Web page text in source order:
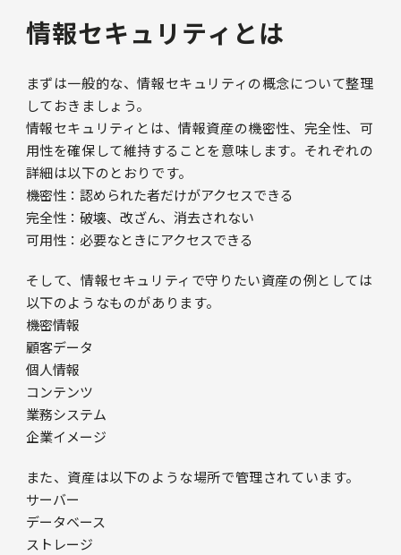
情報セキュリティとは
まずは一般的な、情報セキュリティの概念について整理
しておきましょう。
情報セキュリティとは、情報資産の機密性、完全性、可
用性を確保して維持することを意味します。それぞれの
詳細は以下のとおりです。
機密性：認められた者だけがアクセスできる
完全性：破壊、改ざん、消去されない
可用性：必要なときにアクセスできる
そして、情報セキュリティで守りたい資産の例としては
以下のようなものがあります。
機密情報
顧客データ
個人情報
コンテンツ
業務システム
企業イメージ
また、資産は以下のような場所で管理されています。
サーバー
データベース
ストレージ